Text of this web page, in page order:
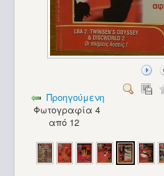
Apple Macintosh SE FDHD_19
Προηγούμενη
Φωτογραφία 4
από 12